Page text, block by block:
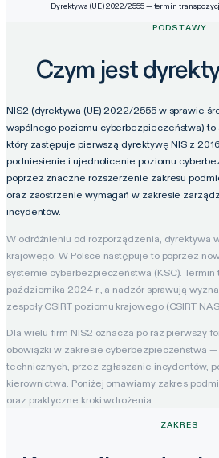
Dyrektywa (UE) 2022/2555 — termin
PODSTAWY
Czym jest
NIS2 (dyrektywa (UE) 2022/2555 w sprawie
wspólnego poziomu cyberbezpieczeństwa) to
który zastępuje pierwszą dyrektywę NIS z
podniesienie i ujednolicenie poziomu
poprzez znaczne rozszerzenie zakresu
oraz zaostrzenie wymagań w zakresie
incydentów.
W odróżnieniu od rozporządzenia, dyrektywa
krajowego. W Polsce następuje to poprzez
systemie cyberbezpieczeństwa (KSC). Termin
października 2024 r., a nadzór sprawują
zespoły CSIRT poziomu krajowego (CSIRT
Dla wielu firm NIS2 oznacza po raz pierwszy
obowiązki w zakresie cyberbezpieczeństwa —
technicznych, przez zgłaszanie incydentów,
kierownictwa. Poniżej omawiamy zakres
oraz praktyczne kroki wdrożenia.
ZAKRES